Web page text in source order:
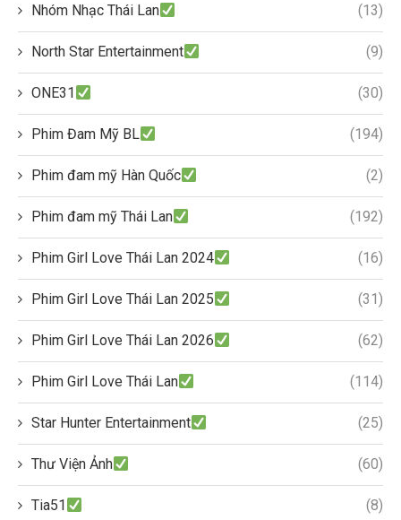
Nhóm Nhạc Thái Lan (13)
North Star Entertainment (9)
ONE31 (30)
Phim Đam Mỹ BL (194)
Phim đam mỹ Hàn Quốc (2)
Phim đam mỹ Thái Lan (192)
Phim Girl Love Thái Lan 2024 (16)
Phim Girl Love Thái Lan 2025 (31)
Phim Girl Love Thái Lan 2026 (62)
Phim Girl Love Thái Lan (114)
Star Hunter Entertainment (25)
Thư Viện Ảnh (60)
Tia51 (8)